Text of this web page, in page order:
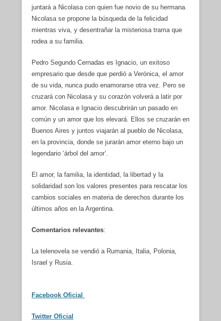
juntará a Nicolasa con quien fue novio de su hermana.
Nicolasa se propone la búsqueda de la felicidad
mientras viva, y desentrañar la misteriosa trama que
rodea a su familia.
Pedro Segundo Cernadas es Ignacio, un exitoso
empresario que desde que perdió a Verónica, el amor
de su vida, nunca pudo enamorarse otra vez. Pero se
cruzará con Nicolasa y su corazón volverá a latir por
amor. Nicolasa e Ignacio descubrirán un pasado en
común y un amor que los elevará. Ellos se cruzarán en
Buenos Aires y juntos viajarán al pueblo de Nicolasa,
en la provincia, donde se jurarán amor eterno bajo un
legendario ‘árbol del amor’.
El amor, la familia, la identidad, la libertad y la
solidaridad son los valores presentes para rescatar los
cambios sociales en materia de derechos durante los
últimos años en la Argentina.
Comentarios relevantes:
La telenovela se vendió a Rumania, Italia, Polonia,
Israel y Rusia.
Facebook Oficial
Twitter Oficial